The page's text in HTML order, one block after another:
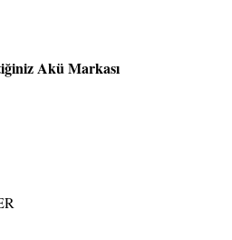
Akü Markası